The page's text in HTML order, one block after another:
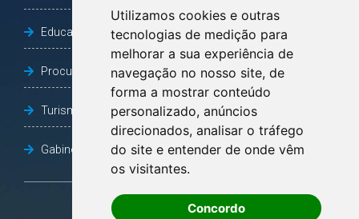
Utilizamos cookies e outras
tecnologias de medição para
melhorar a sua experiência de
navegação no nosso site, de
forma a mostrar conteúdo
personalizado, anúncios
direcionados, analisar o tráfego
do site e entender de onde vêm
os visitantes.
Concordo
Educação
Procuradoria Geral do Município
Turismo, Desporto e Cultura
Gabinete Vice-Prefeito
OUVIDORIA